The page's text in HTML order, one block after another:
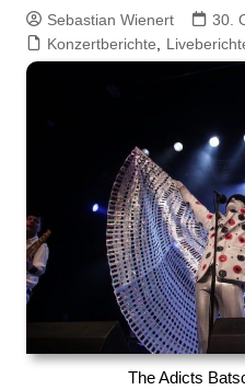
Sebastian Wienert
30.
Konzertberichte
The Adicts